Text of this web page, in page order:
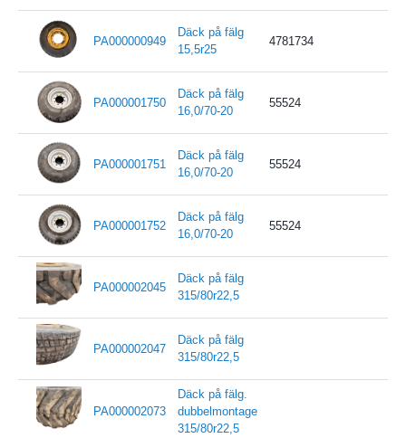
PA000000949
Däck på fälg
15,5r25
4781734
PA000001750
Däck på fälg
16,0/70-20
55524
PA000001751
Däck på fälg
16,0/70-20
55524
PA000001752
Däck på fälg
16,0/70-20
55524
PA000002045
Däck på fälg
315/80r22,5
PA000002047
Däck på fälg
315/80r22,5
PA000002073
Däck på fälg.
dubbelmontage
315/80r22,5